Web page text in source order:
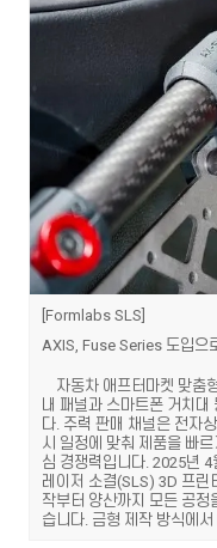
Formlabs SLS
자동차 애프터마켓 맞춤
내 패널과 스마트폰 거치대
다. 주력 판매 채널은 전자
시 일정에 맞춰 제품을 빠
심 경쟁력입니다. 2025년
레이저 소결(SLS) 3D 프린
작부터 양산까지 모든 공정
습니다. 금형 제작 방식에